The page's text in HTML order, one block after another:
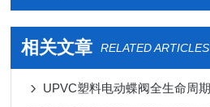
相关文章 RELATED ARTICLES